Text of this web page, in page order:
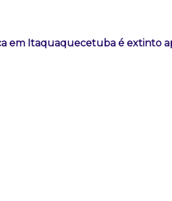
em Itaquaquecetuba é extinto